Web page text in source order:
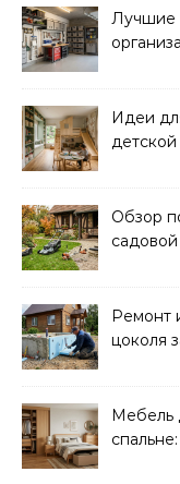
Лучшие
Идеи
Обзор
Ремонт
цоколя
Мебель